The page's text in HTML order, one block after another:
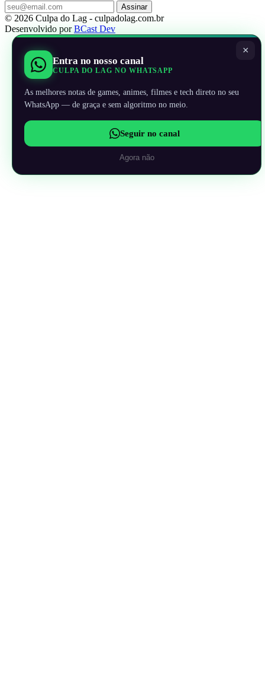
Assinar
© 2026 Culpa do Lag - culpadolag.com.br
Desenvolvido porBCast Dev
×
Entra no nosso canal
CULPA DO LAG NO WHATSAPP
As melhores notas de games, animes, filmes e tech direto no seu
WhatsApp — de graça e sem algoritmo no meio.
Seguir no canal
Agora não